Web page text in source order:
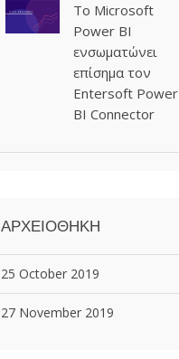
To Microsoft
Power BI
ενσωματώνει
επίσημα τον
Entersoft Power
BI Connector
ΑΡΧΕΙΟΘΗΚΗ
25 October 2019
27 November 2019